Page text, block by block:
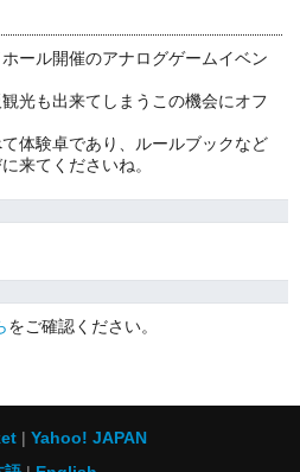
ール開催のアナログゲームイベン
光も出来てしまうこの機会にオフ
体験卓であり、ルールブックなど
来てくださいね。
をご確認ください。
Yahoo! JAPAN